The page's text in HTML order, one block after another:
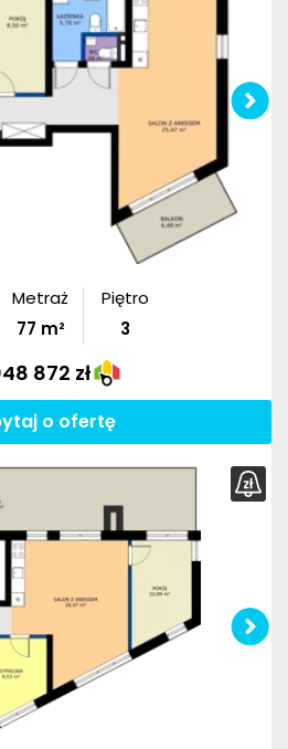
Metraż
77 m²
Piętro
3
872 zł
o ofertę